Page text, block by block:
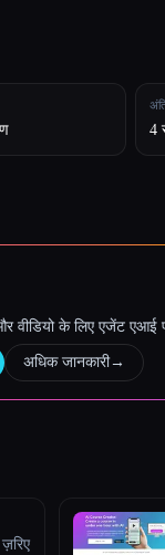
4
वीडियो के लिए एजेंट एआई
अधिक जानकारी→